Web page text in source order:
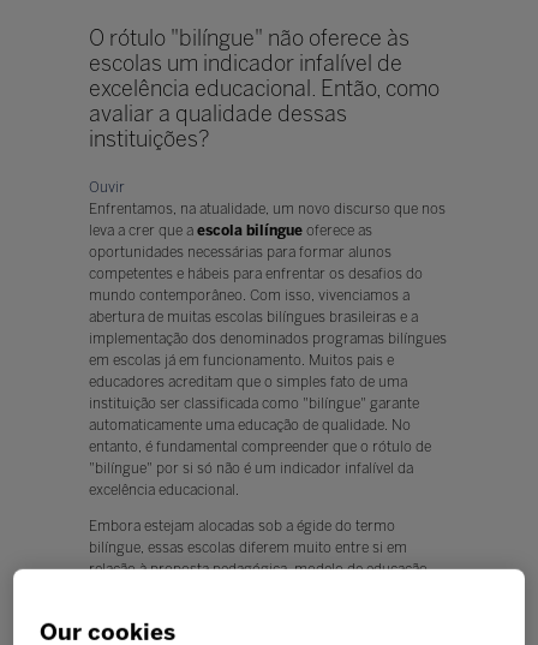
O rótulo "bilíngue" não oferece às
escolas um indicador infalível de
excelência educacional. Então, como
avaliar a qualidade dessas
instituições?
Ouvir
Enfrentamos, na atualidade, um novo discurso que nos
leva a crer que a escola bilíngueoferece as
oportunidades necessárias para formar alunos
competentes e hábeis para enfrentar os desaﬁos do
mundo contemporâneo. Com isso, vivenciamos a
abertura de muitas escolas bilíngues brasileiras e a
implementação dos denominados programas bilíngues
em escolas já em funcionamento. Muitos pais e
educadores acreditam que o simples fato de uma
instituição ser classiﬁcada como "bilíngue" garante
automaticamente uma educação de qualidade. No
entanto, é fundamental compreender que o rótulo de
"bilíngue" por si só não é um indicador infalível da
excelência educacional.
Embora estejam alocadas sob a égide do termo
bilíngue, essas escolas diferem muito entre si em
relação à proposta pedagógica, modelo de educação
escolas bilíngues são diversas e possuem suas
Our cookies